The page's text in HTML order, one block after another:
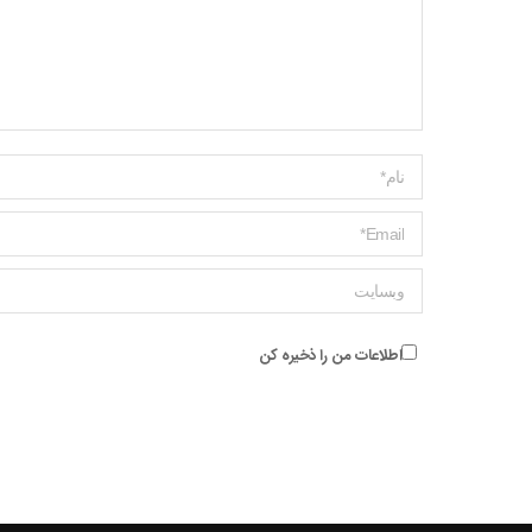
Name *
ایمیل *
وبسایت
اطلاعات من را ذخیره کن